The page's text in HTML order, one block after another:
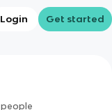
Login Get started
people